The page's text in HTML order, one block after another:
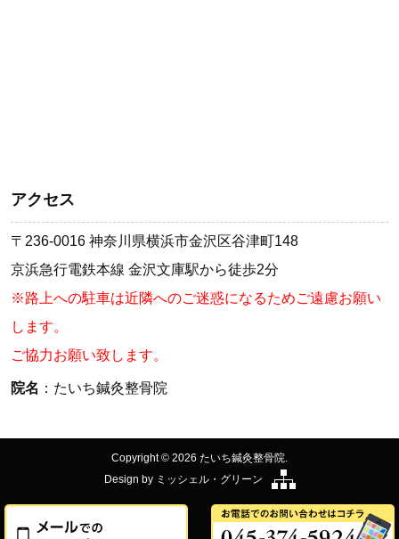
アクセス
〒236-0016 神奈川県横浜市金沢区谷津町148
京浜急行電鉄本線 金沢文庫駅から徒歩2分
※路上への駐車は近隣へのご迷惑になるためご遠慮お願い
します。
ご協力お願い致します。
院名 ：たいち鍼灸整骨院
Copyright © 2026 たいち鍼灸整骨院.
Design by ミッシェル・グリーン